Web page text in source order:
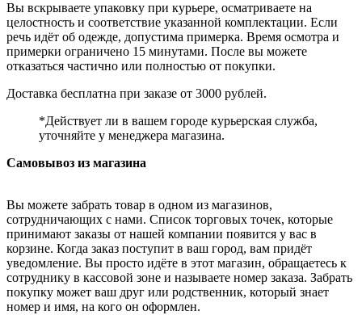
Вы вскрываете упаковку при курьере, осматриваете на
целостность и соответствие указанной комплектации. Если
речь идёт об одежде, допустима примерка. Время осмотра и
примерки ограничено 15 минутами. После вы можете
отказаться частично или полностью от покупки.
Доставка бесплатна при заказе от 3000 рублей.
*Действует ли в вашем городе курьерская служба,
уточняйте у менеджера магазина.
Самовывоз из магазина
Вы можете забрать товар в одном из магазинов,
сотрудничающих с нами. Список торговых точек, которые
принимают заказы от нашей компании появится у вас в
корзине. Когда заказ поступит в ваш город, вам придёт
уведомление. Вы просто идёте в этот магазин, обращаетесь к
сотруднику в кассовой зоне и называете номер заказа. Забрать
покупку может ваш друг или родственник, который знает
номер и имя, на кого он оформлен.